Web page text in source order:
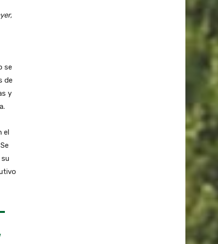
se
de
y
el